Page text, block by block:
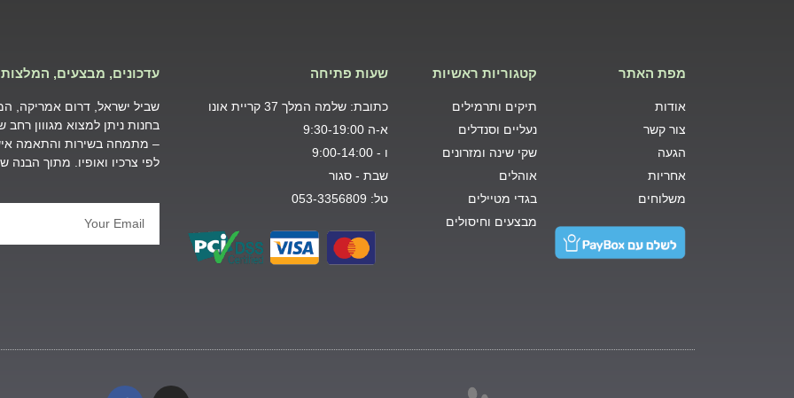
מפת האתר
אודות
צור קשר
הגעה
אחריות
משלוחים
קטגוריות ראשיות
תיקים ותרמילים
נעליים וסנדלים
שקי שינה ומזרונים
אוהלים
בגדי מטיילים
מבצעים וחיסולים
שעות פתיחה
כתובת: שלמה המלך 37 קריית אונו
א-ה 9:30-19:00
ו - 9:00-14:00
שבת - סגור
טל: 053-3356809
עדכונים, מבצעים, המלצות
שביל ישראל, דרום אמריקה,
בחנות ניתן למצוא מגווון
– מתמחה בשירות והתאמה
לפי צרכיו ואופיו. מתוך